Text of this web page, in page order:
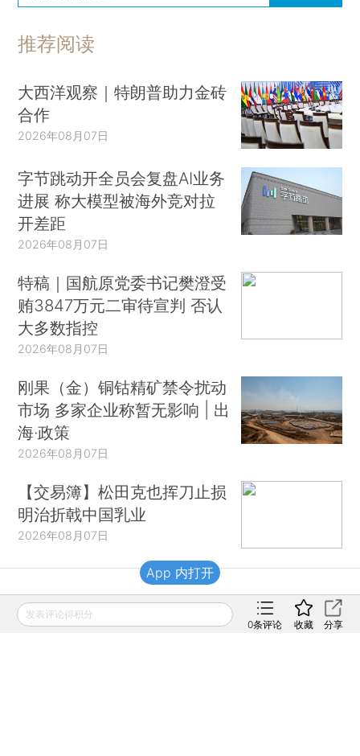
推荐阅读
大西洋观察｜特朗普助力金砖
合作
2026年08月07日
字节跳动开全员会复盘AI业务
进展 称大模型被海外竞对拉
开差距
2026年08月07日
特稿｜国航原党委书记樊澄受
贿3847万元二审待宣判 否认
大多数指控
2026年08月07日
刚果（金）铜钴精矿禁令扰动
市场 多家企业称暂无影响 | 出
海·政策
2026年08月07日
【交易簿】松田克也挥刀止损
明治折戟中国乳业
2026年08月07日
财新移动
发表评论得积分
0条评论 收藏 分享
App 内打开